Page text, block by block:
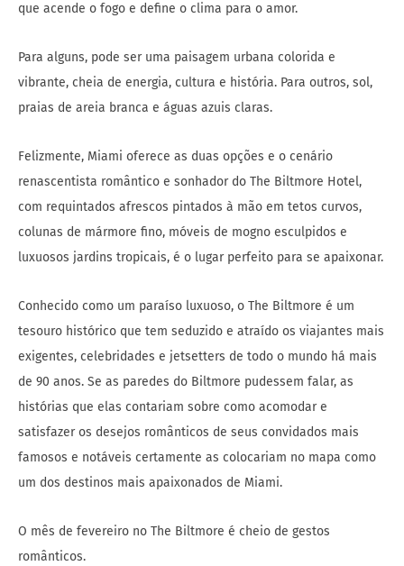
que acende o fogo e define o clima para o amor.
Para alguns, pode ser uma paisagem urbana colorida e
vibrante, cheia de energia, cultura e história. Para outros, sol,
praias de areia branca e águas azuis claras.
Felizmente, Miami oferece as duas opções e o cenário
renascentista romântico e sonhador do The Biltmore Hotel,
com requintados afrescos pintados à mão em tetos curvos,
colunas de mármore fino, móveis de mogno esculpidos e
luxuosos jardins tropicais, é o lugar perfeito para se apaixonar.
Conhecido como um paraíso luxuoso, o The Biltmore é um
tesouro histórico que tem seduzido e atraído os viajantes mais
exigentes, celebridades e jetsetters de todo o mundo há mais
de 90 anos. Se as paredes do Biltmore pudessem falar, as
histórias que elas contariam sobre como acomodar e
satisfazer os desejos românticos de seus convidados mais
famosos e notáveis certamente as colocariam no mapa como
um dos destinos mais apaixonados de Miami.
O mês de fevereiro no The Biltmore é cheio de gestos
românticos.